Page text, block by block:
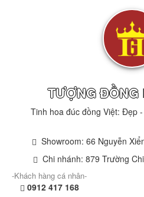
TƯỢNG ĐỒNG
Tinh hoa đúc đồng Việt: Đẹp
Showroom: 66 Nguyễn
Chi nhánh: 879 Trường
-Khách hàng cá nhân-
0912 417 168